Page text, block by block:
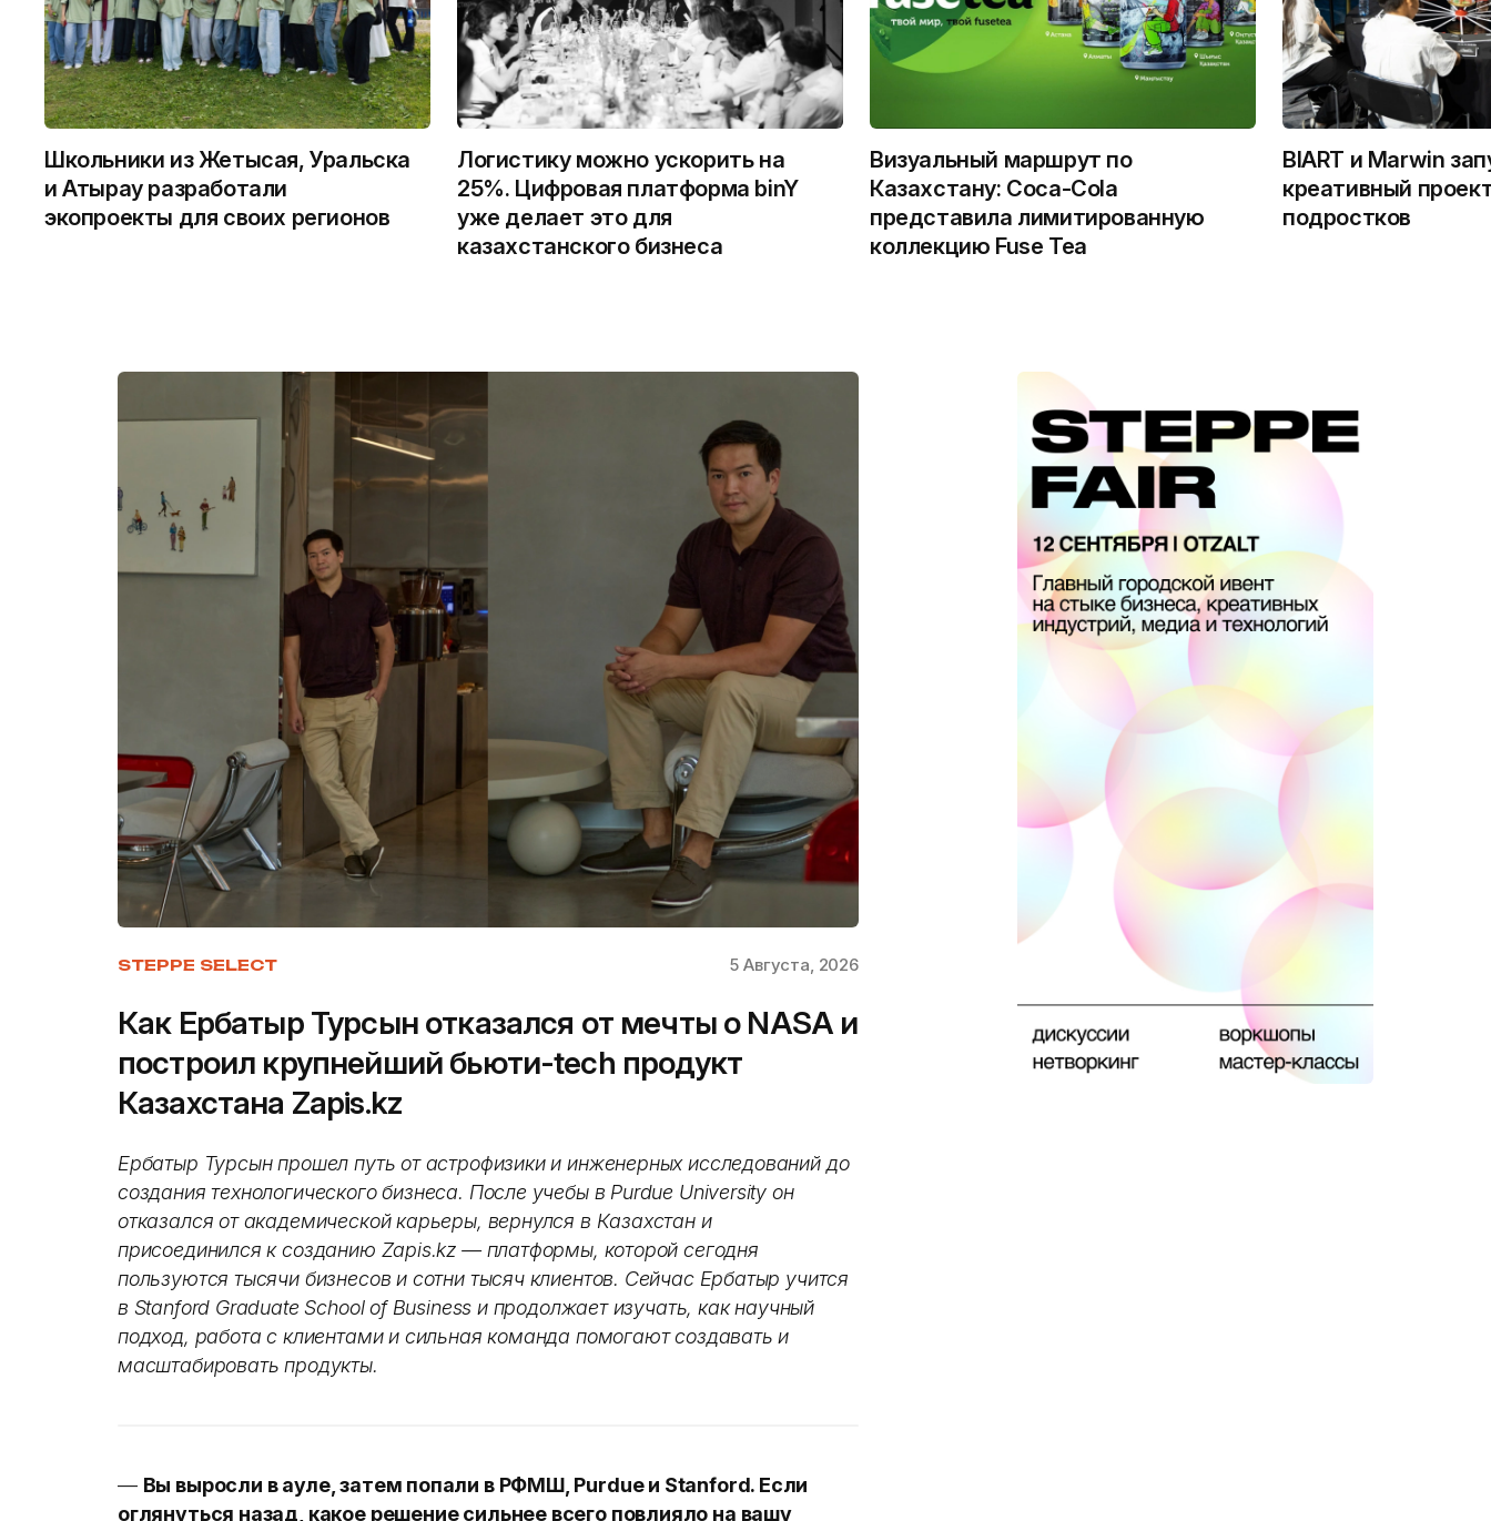
Школьники из Жетысая, Уральска
и Атырау разработали
экопроекты для своих регионов
Логистику можно ускорить на
25%. Цифровая платформа binY
уже делает это для
казахстанского бизнеса
Визуальный маршрут по
Казахстану: Coca-Cola
представила лимитированную
коллекцию Fuse Tea
BIART и Marwin
креативный
подростков
STEPPE SELECT 5 Августа, 2026
Как Ербатыр Турсын отказался от мечты о NASA и
построил крупнейший бьюти-tech продукт
Казахстана Zapis.kz
Ербатыр Турсын прошел путь от астрофизики и инженерных исследований до
создания технологического бизнеса. После учебы в Purdue University он
отказался от академической карьеры, вернулся в Казахстан и
присоединился к созданию Zapis.kz — платформы, которой сегодня
пользуются тысячи бизнесов и сотни тысяч клиентов. Сейчас Ербатыр учится
в Stanford Graduate School of Business и продолжает изучать, как научный
подход, работа с клиентами и сильная команда помогают создавать и
масштабировать продукты.
— Вы выросли в ауле, затем попали в РФМШ, Purdue и Stanford. Если
оглянуться назад, какое решение сильнее всего повлияло на вашу